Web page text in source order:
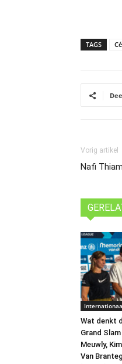
TAGS
Vorig artikel
Nafi
Wat denkt
Grand
Meuwly,
Van